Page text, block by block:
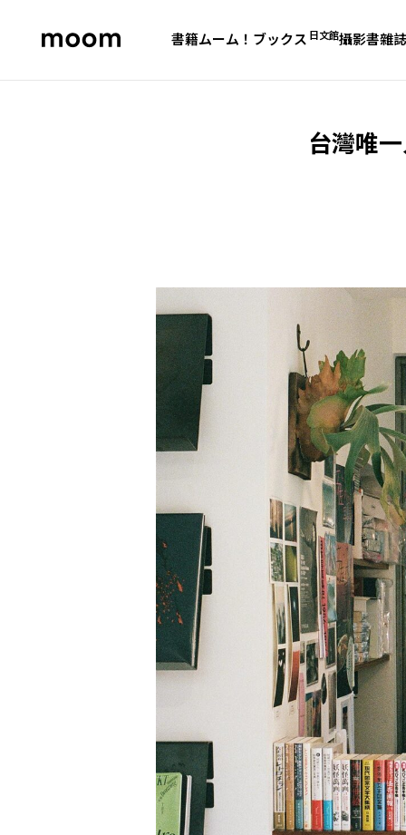
書籍ムーム！ブックス 日文館攝影書雜誌
台灣唯